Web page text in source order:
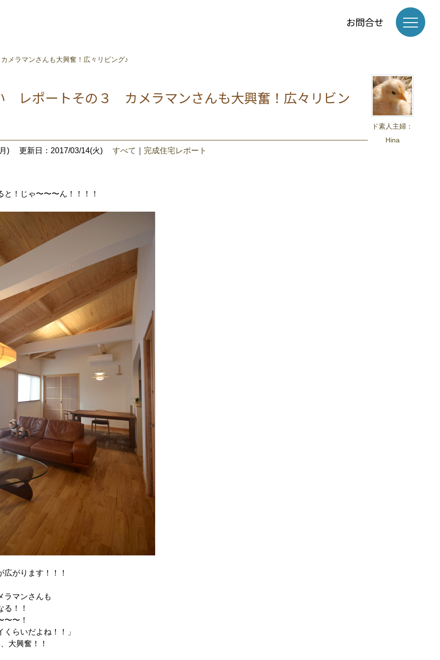
お問合せ
ラマンさんも大興奮！広々リビング♪
ド素人主婦：
Hina
レポートその３ カメラマンさんも大興奮！広々リビン
) 更新日：2017/03/14(火) すべて 完成住宅レポート
！じゃ〜〜〜ん！！！！
がります！！！
ラマンさんも
る！！
〜！
らいだよね！！」
大興奮！！